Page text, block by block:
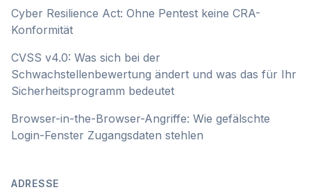
Cyber Resilience Act: Ohne Pentest keine CRA-
Konformität
CVSS v4.0: Was sich bei der
Schwachstellenbewertung ändert und was das für Ihr
Sicherheitsprogramm bedeutet
Browser-in-the-Browser-Angriffe: Wie gefälschte
Login-Fenster Zugangsdaten stehlen
ADRESSE